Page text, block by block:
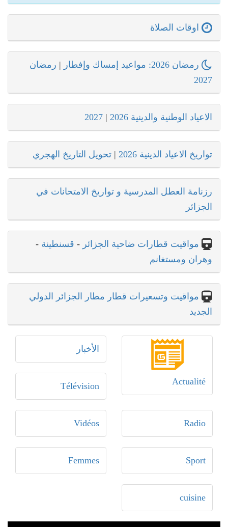
اوقات الصلاة
رمضان 2026: مواعيد إمساك وإفطار | رمضان
2027
الاعياد الوطنية والدينية 2026 |
2027
تواريخ الاعياد الدينية 2026 | تحويل التاريخ الهجري
رزنامة العطل المدرسية و تواريخ الامتحانات في
الجزائر
مواقيت قطارات ضاحية الجزائر - قسنطينة -
وهران ومستغانم
مواقيت وتسعيرات قطار مطار الجزائر الدولي
الجديد
Actualité
الأخبار
Télévision
Radio
Vidéos
Sport
Femmes
cuisine